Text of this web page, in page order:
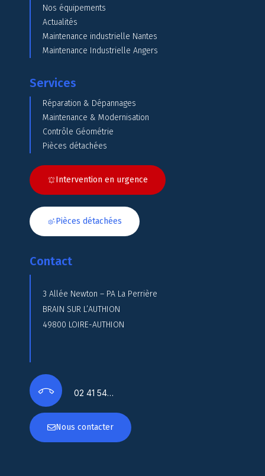
Nos équipements
Actualités
Maintenance industrielle Nantes
Maintenance Industrielle Angers
Services
Réparation & Dépannages
Maintenance & Modernisation
Contrôle Géométrie
Pièces détachées
Intervention en urgence
Pièces détachées
Contact
3 Allée Newton – PA La Perrière
BRAIN SUR L’AUTHION
49800 LOIRE-AUTHION
02 41 54…
Nous contacter